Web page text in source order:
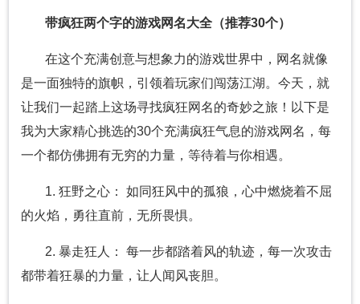
带疯狂两个字的游戏网名大全（推荐30个）
在这个充满创意与想象力的游戏世界中，网名就像
是一面独特的旗帜，引领着玩家们闯荡江湖。今天，就
让我们一起踏上这场寻找疯狂网名的奇妙之旅！以下是
我为大家精心挑选的30个充满疯狂气息的游戏网名，每
一个都仿佛拥有无穷的力量，等待着与你相遇。
1. 狂野之心： 如同狂风中的孤狼，心中燃烧着不屈
的火焰，勇往直前，无所畏惧。
2. 暴走狂人： 每一步都踏着风的轨迹，每一次攻击
都带着狂暴的力量，让人闻风丧胆。